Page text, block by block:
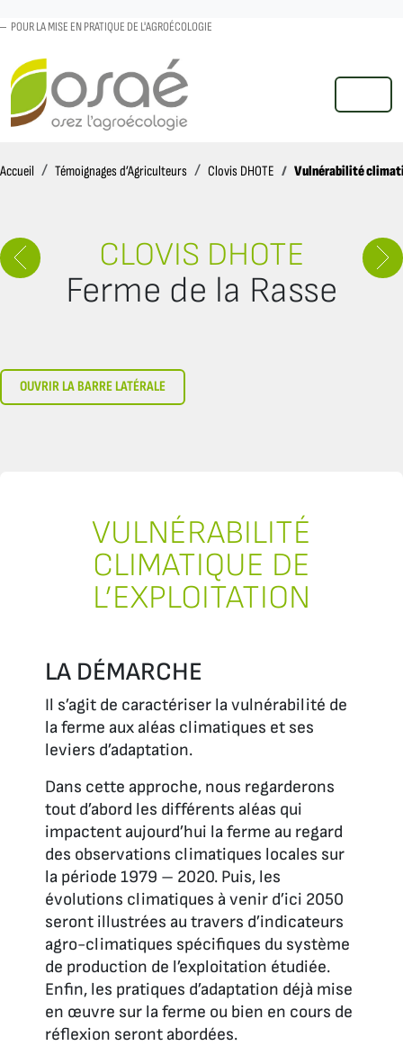
POUR LA MISE EN PRATIQUE DE L'AGROÉCOLOGIE
MENU
Accueil AccueilTémoignages d’Agriculteurs Clovis DHOTE Vulnérabilité
CLOVIS DHOTE
Ferme de la Rasse
OUVRIR LA BARRE LATÉRALE
VULNÉRABILITÉ
CLIMATIQUE DE
L’EXPLOITATION
LA DÉMARCHE
Il s’agit de caractériser la vulnérabilité de
la ferme aux aléas climatiques et ses
leviers d’adaptation.
Dans cette approche, nous regarderons
tout d’abord les différents aléas qui
impactent aujourd’hui la ferme au regard
des observations climatiques locales sur
la période 1979 – 2020. Puis, les
évolutions climatiques à venir d’ici 2050
seront illustrées au travers d’indicateurs
agro-climatiques spécifiques du système
de production de l’exploitation étudiée.
Enfin, les pratiques d’adaptation déjà mise
en œuvre sur la ferme ou bien en cours de
réflexion seront abordées.